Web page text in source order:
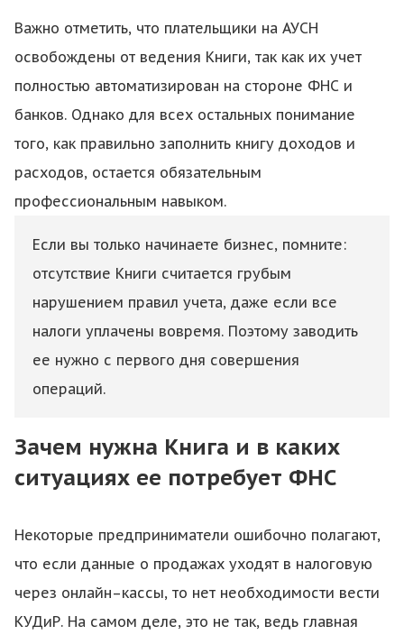
Важно отметить, что плательщики на АУСН
освобождены от ведения Книги, так как их учет
полностью автоматизирован на стороне ФНС и
банков. Однако для всех остальных понимание
того, как правильно заполнить книгу доходов и
расходов, остается обязательным
профессиональным навыком.
Если вы только начинаете бизнес, помните:
отсутствие Книги считается грубым
нарушением правил учета, даже если все
налоги уплачены вовремя. Поэтому заводить
ее нужно с первого дня совершения
операций.
Зачем нужна Книга и в каких
ситуациях ее потребует ФНС
Некоторые предприниматели ошибочно полагают,
что если данные о продажах уходят в налоговую
через онлайн–кассы, то нет необходимости вести
КУДиР. На самом деле, это не так, ведь главная